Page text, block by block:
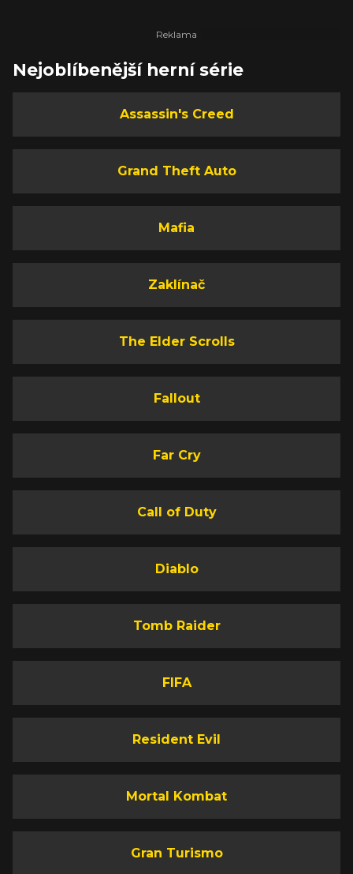
Nejoblíbenější herní série
Assassin's Creed
Grand Theft Auto
Mafia
Zaklínač
The Elder Scrolls
Fallout
Far Cry
Call of Duty
Diablo
Tomb Raider
FIFA
Resident Evil
Mortal Kombat
Gran Turismo